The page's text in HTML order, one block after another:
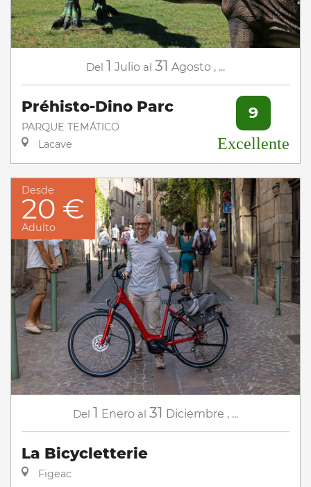
Del 1 Julio al 31 Agosto , ...
Préhisto-Dino Parc
PARQUE TEMÁTICO
Lacave
9
Excellente
Desde
20 €
Adulto
Del 1 Enero al 31 Diciembre , ...
La Bicycletterie
Figeac